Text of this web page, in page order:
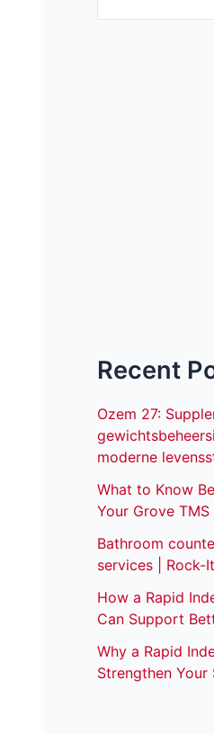
Recent
Ozem 27:
moderne
What to Know
Your Grove TMS
Bathroom
services | Rock-
How a Rapid
Can Support
Why a Rapid
Strengthen Your